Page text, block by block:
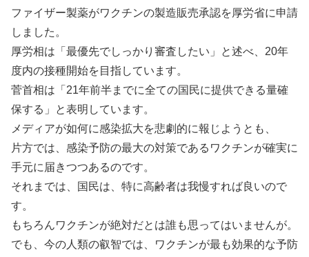
ファイザー製薬がワクチンの製造販売承認を厚労省に申請
しました。
厚労相は「最優先でしっかり審査したい」と述べ、20年
度内の接種開始を目指しています。
菅首相は「21年前半までに全ての国民に提供できる量確
保する」と表明しています。
メディアが如何に感染拡大を悲劇的に報じようとも、
片方では、感染予防の最大の対策であるワクチンが確実に
手元に届きつつあるのです。
それまでは、国民は、特に高齢者は我慢すれば良いので
す。
もちろんワクチンが絶対だとは誰も思ってはいませんが。
でも、今の人類の叡智では、ワクチンが最も効果的な予防